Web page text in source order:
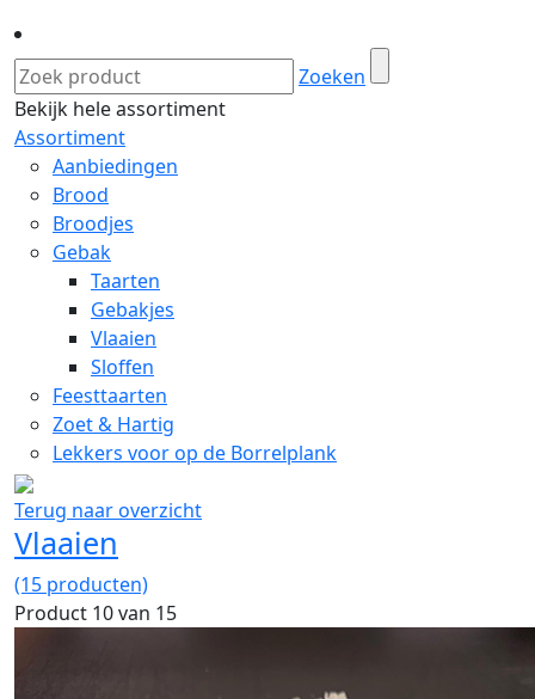
Zoeken
Bekijk hele assortiment
Assortiment
Aanbiedingen
Brood
Broodjes
Gebak
Taarten
Gebakjes
Vlaaien
Sloffen
Feesttaarten
Zoet & Hartig
Lekkers voor op de Borrelplank
Terug naar overzicht
Vlaaien
(15 producten)
Product 10 van 15